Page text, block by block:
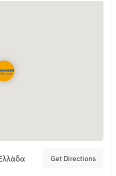
Get Directions